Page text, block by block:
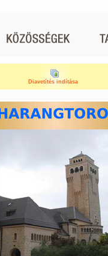
Diavetítés indítása